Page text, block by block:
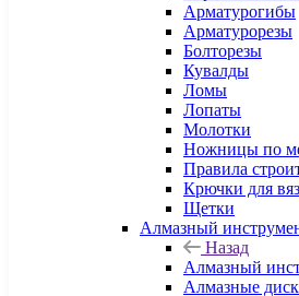
Арматурогибы
Арматурорезы
Болторезы
Кувалды
Ломы
Лопаты
Молотки
Ножницы по
Правила
Крючки для
Щетки
Алмазный
Назад
Алмазный
Алмазные